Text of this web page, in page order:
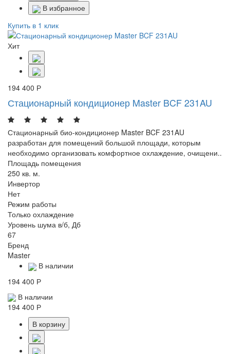
В избранное
Купить в 1 клик
Хит
194 400 Р
Стационарный кондиционер Master BCF 231AU
Стационарный био-кондиционер Master BCF 231AU
разработан для помещений большой площади, которым
необходимо организовать комфортное охлаждение, очищени..
Площадь помещения
250 кв. м.
Инвертор
Нет
Режим работы
Только охлаждение
Уровень шума в/б, Дб
67
Бренд
Master
В наличии
194 400 Р
В наличии
194 400 Р
В корзину